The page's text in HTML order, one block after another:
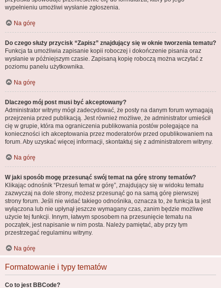
wypełnieniu umożliwi wysłanie zgłoszenia.
Na górę
Do czego służy przycisk “Zapisz” znajdujący się w oknie tworzenia tematu?
Funkcja ta umożliwia zapisanie kopii roboczej i dokończenie pisania oraz
wysłanie w późniejszym czasie. Zapisaną kopię roboczą można wczytać z
poziomu panelu użytkownika.
Na górę
Dlaczego mój post musi być akceptowany?
Administrator witryny mógł zadecydować, że posty na danym forum wymagają
przejrzenia przed publikacją. Jest również możliwe, że administrator umieścił
cię w grupie, która ma ograniczenia publikowania postów polegające na
konieczności ich akceptowania przez moderatorów przed opublikowaniem na
forum. Aby uzyskać więcej informacji, skontaktuj się z administratorem witryny.
Na górę
W jaki sposób mogę przesunąć swój temat na górę strony tematów?
Klikając odnośnik “Przesuń temat w górę”, znajdujący się w widoku tematu
zazwyczaj na dole strony, możesz przesunąć go na samą górę pierwszej
strony forum. Jeśli nie widać takiego odnośnika, oznacza to, że funkcja ta jest
wyłączona lub nie upłynął jeszcze wymagany czas, zanim będzie możliwe
użycie tej funkcji. Innym, łatwym sposobem na przesunięcie tematu na
początek, jest napisanie w nim posta. Należy pamiętać, aby przy tym
przestrzegać regulaminu witryny.
Na górę
Formatowanie i typy tematów
Co to jest BBCode?